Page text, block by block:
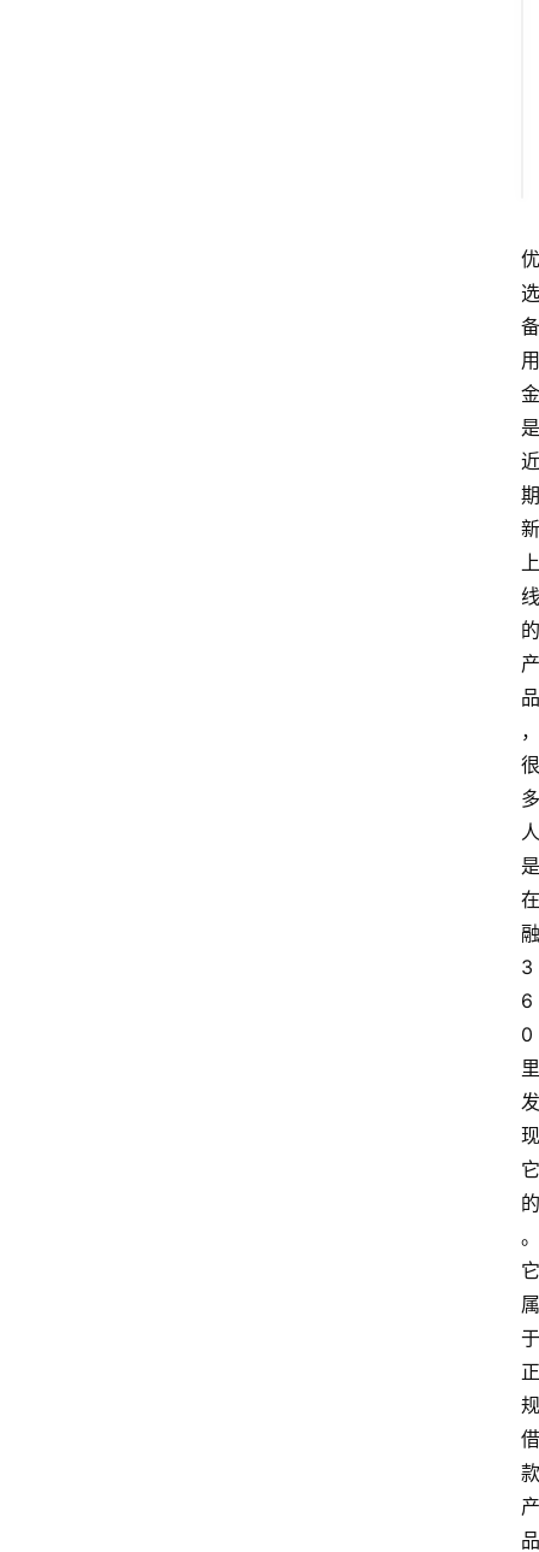
优
选
备
用
金
是
近
期
新
上
线
的
产
品
，
很
多
人
是
在
融
3
6
0
里
发
现
它
的
。
它
属
于
正
规
借
款
产
品